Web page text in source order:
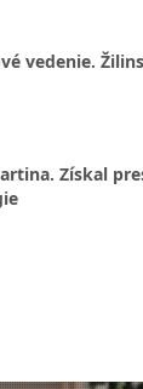
vedenie.
Získal